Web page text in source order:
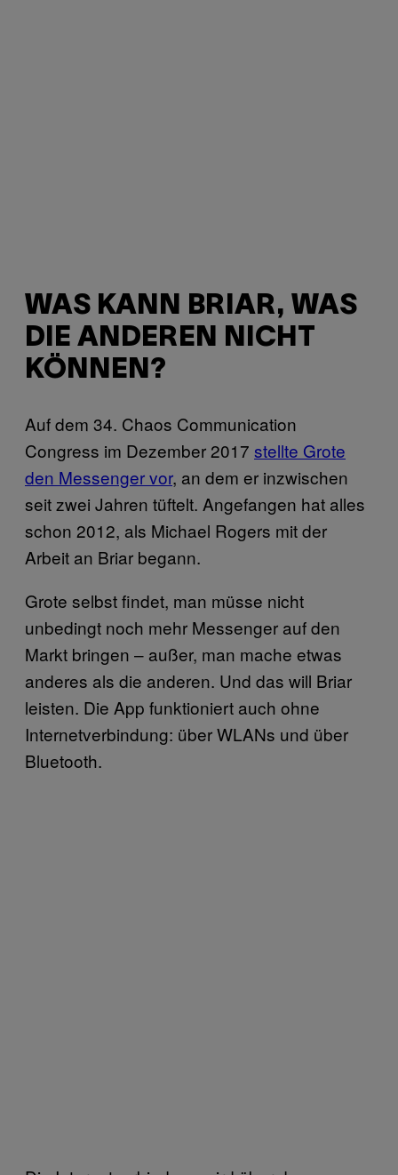
WAS KANN BRIAR, WAS
DIE ANDEREN NICHT
KÖNNEN?
Auf dem 34. Chaos Communication
Congress im Dezember 2017 stellte Grote
den Messenger vor, an dem er inzwischen
seit zwei Jahren tüftelt. Angefangen hat alles
schon 2012, als Michael Rogers mit der
Arbeit an Briar begann.
Grote selbst findet, man müsse nicht
unbedingt noch mehr Messenger auf den
Markt bringen – außer, man mache etwas
anderes als die anderen. Und das will Briar
leisten. Die App funktioniert auch ohne
Internetverbindung: über WLANs und über
Bluetooth.